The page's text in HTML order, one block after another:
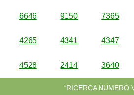
6646 9150 7365
4265 4341 4347
4528 2414 3640
“RICERCA NUMERO